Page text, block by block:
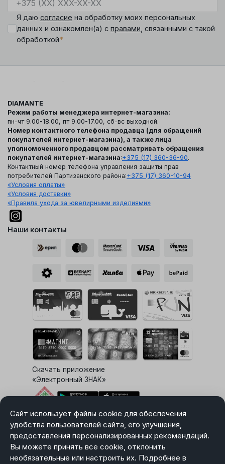
Сайт использует файлы cookie для обеспечения
удобства пользователей сайта, его улучшения,
предоставления персонализированных рекомендаций.
Вы можете принять все cookie, отклонить
необязательные или настроить их. Подробнее в
Я даю согласие на обработку моих персональных
данных и ознакомлен(а) с правами , связанными с такой
обработкой*
DIAMANTE
Режим работы менеджера интернет-магазина:
пн-чт 9.00-18.00, пт 9.00-17.00, сб-вс выходной.
Номер контактного телефона продавца (для обращений
покупателей интернет-магазина), а также лица
уполномоченного продавцом рассматривать обращения
покупателей интернет-магазина:+375 (17) 360-36-90.
Контактный номер телефона управления защиты прав
потребителей Партизанского района:+375 (17) 360-10-94
«Условия оплаты»
«Условия доставки»
«Правила ухода за ювелирными изделиями»
Наши контакты
Скачать приложение
«Электронный ЗНАК»
Выбор настроек Cookie
Карта сайта